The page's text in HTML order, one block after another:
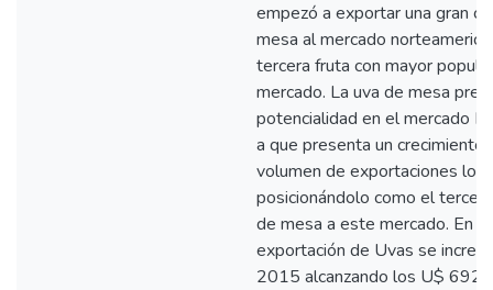
empezó a exportar una gran
mesa al mercado
tercera fruta con mayor
mercado. La uva de mesa
potencialidad en el mercado
a que presenta un crecimiento
volumen de exportaciones los
posicionándolo como el tercer
de mesa a este mercado. En
exportación de Uvas se
2015 alcanzando los U$ 692